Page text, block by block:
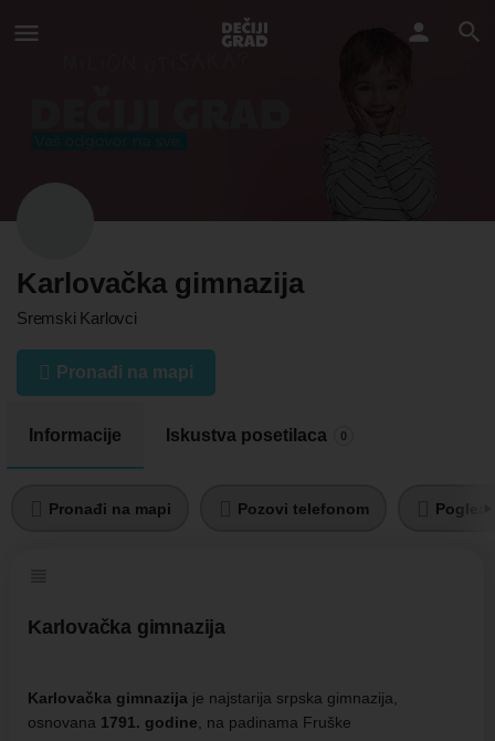
Karlovačka gimnazija
Sremski Karlovci
Pronađi na mapi
Informacije Iskustva posetilaca 0
Pronađi na mapi Pozovi telefonom
Karlovačka gimnazija
Karlovačka gimnazija je najstarija srpska gimnazija,
osnovana 1791. godine , na padinama Fruške